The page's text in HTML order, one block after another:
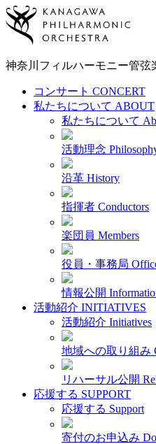
神奈川フィルハーモニー管弦
コンサート CONCERT
私たちについて ABOUT
私たちについて
活動理念
沿革 History
指揮者 Conductors
楽団員 Members
役員・事務局
情報公開
活動紹介 INITIATIVES
活動紹介 Initiatives
地域への取り組み
リハーサル公開
応援する SUPPORT
応援する Support
寄付のお申込み